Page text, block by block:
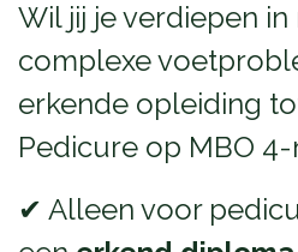
Wil jij je verdiepen
complexe
erkende opleiding
Pedicure op MBO
✔ Alleen voor